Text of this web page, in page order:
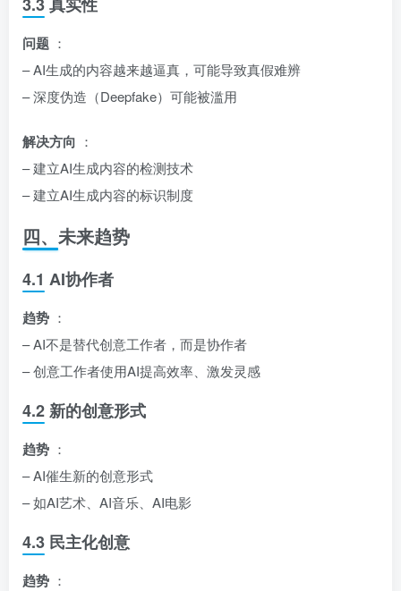
问题 ：
– AI生成的内容越来越逼真，可能导致真假难辨
– 深度伪造（Deepfake）可能被滥用
解决方向 ：
– 建立AI生成内容的检测技术
– 建立AI生成内容的标识制度
四、未来趋势
4.1 AI协作者
趋势 ：
– AI不是替代创意工作者，而是协作者
– 创意工作者使用AI提高效率、激发灵感
4.2 新的创意形式
趋势 ：
– AI催生新的创意形式
– 如AI艺术、AI音乐、AI电影
4.3 民主化创意
趋势 ：